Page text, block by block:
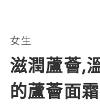
女生
滋潤蘆薈,
的蘆薈面霜